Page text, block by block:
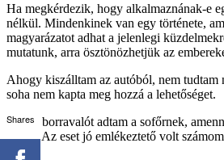
Ha megkérdezik, hogy alkalmaznának-e
nélkül. Mindenkinek van egy története,
magyarázatot adhat a jelenlegi
mutatunk, arra ösztönözhetjük az
Ahogy kiszálltam az autóból, nem
soha nem kapta meg hozzá a lehetőséget.
Annyi borravalót adtam a sofőrnek,
járjon. Az eset jó emlékeztető volt
Shares